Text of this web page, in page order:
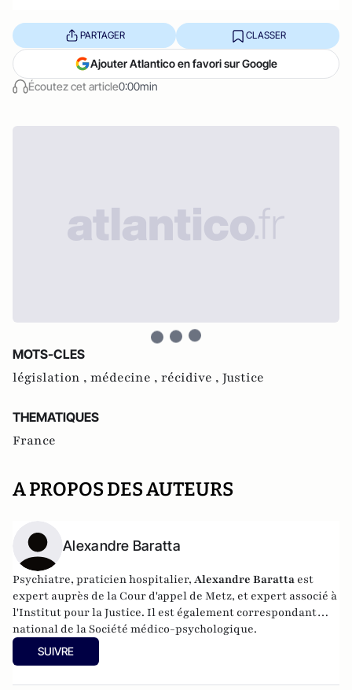
Écoutez cet article0:00min
PARTAGER CLASSER
Ajouter Atlantico en favori sur Google
MOTS-CLES
législation , médecine , récidive , Justice
THEMATIQUES
France
A PROPOS DES AUTEURS
Alexandre Baratta
Psychiatre, praticien hospitalier, Alexandre Baratta est
expert auprès de la Cour d'appel de Metz, et expert associé à
l'Institut pour la Justice. Il est également correspondant
national de laSociété médico-psychologique.
SUIVRE